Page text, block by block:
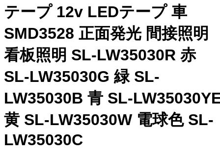
テープ 12v LEDテープ 車
SMD3528 正面発光 間接照明
看板照明 SL-LW35030R 赤
SL-LW35030G 緑 SL-
LW35030B 青 SL-
黄 SL-LW35030W 電球色 SL-
LW35030C